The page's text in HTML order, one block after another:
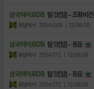
삼국히어로DB 탈것(말) - 조황비전
꽃밭에서 조회수:269 | 13.08.09
삼국히어로DB 탈것(말) - 동운
꽃밭에서 조회수:172 | 13.08.09
삼국히어로DB 탈것(말) - 등운
꽃밭에서 조회수:172 | 13.08.09